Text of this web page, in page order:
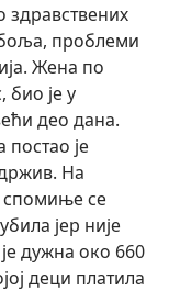
здравствених
проблеми
Жена по
је у
део дана.
је
На
спомиње се
јер није
дужна око 660
деци платила